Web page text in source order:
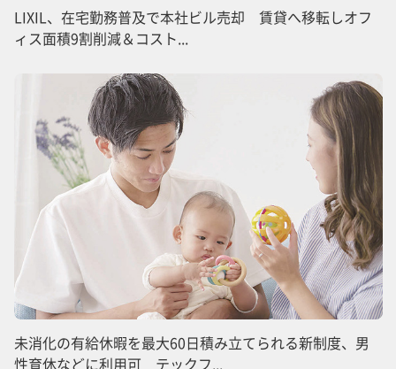
LIXIL、在宅勤務普及で本社ビル売却 賃貸へ移転しオフ
ィス面積9割削減＆コスト...
未消化の有給休暇を最大60日積み立てられる新制度、男
性育休などに利用可 テックフ...